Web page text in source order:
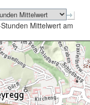
Mittelwert am